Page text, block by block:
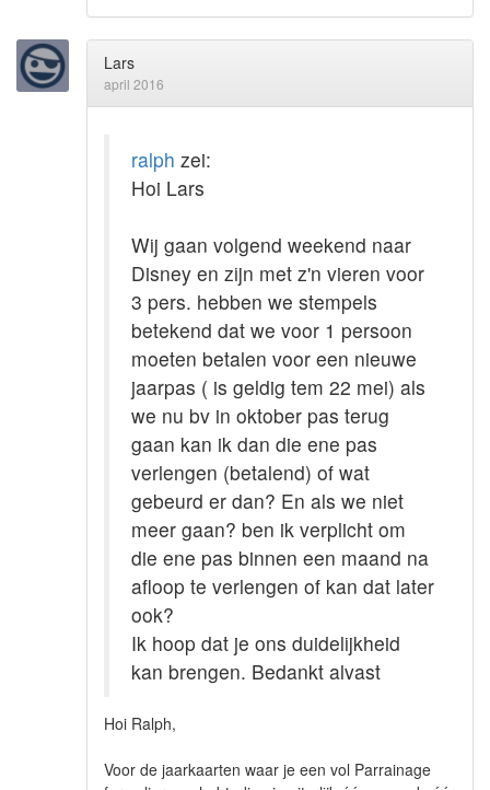
Lars
april 2016
ralph zei:
Hoi Lars
Wij gaan volgend weekend naar
Disney en zijn met z'n vieren voor
3 pers. hebben we stempels
betekend dat we voor 1 persoon
moeten betalen voor een nieuwe
jaarpas ( is geldig tem 22 mei) als
we nu bv in oktober pas terug
gaan kan ik dan die ene pas
verlengen (betalend) of wat
gebeurd er dan? En als we niet
meer gaan? ben ik verplicht om
die ene pas binnen een maand na
afloop te verlengen of kan dat later
ook?
Ik hoop dat je ons duidelijkheid
kan brengen. Bedankt alvast
Hoi Ralph,
Voor de jaarkaarten waar je een vol Parrainage